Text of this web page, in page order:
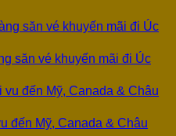
săn vé khuyến mãi đi Úc
đến Mỹ, Canada & Châu